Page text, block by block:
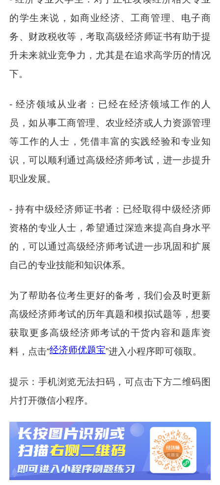
的学生来说，如商业经济、工商管理、电子商
务、财政税收等，考取高级经济师证书有助于提
升未来就业竞争力，尤其是在追求高学历的情况
下。
- 经济领域从业者：已经在经济领域工作的人
员，如从事工商管理、农业经济或人力资源管理
等工作的人士，凭借丰富的实践经验和专业知
识，可以顺利通过高级经济师考试，进一步提升
职业发展。
- 持有中级经济师证书者：已经取得中级经济师
资格的专业人士，希望通过深造来提高自身水平
的，可以通过高级经济师考试进一步巩固和扩展
自己的专业技能和知识体系。
为了帮助各位考生更好的备考，我们会及时更新
高级经济师考试的历年真题和模拟试题等，想要
获取更多高级经济师考试的干货内容和题库资
料，点击“经济师优题宝”进入小程序即可领取。
提示：手机浏览无法扫码，可点击下方二维码图
片打开微信小程序。